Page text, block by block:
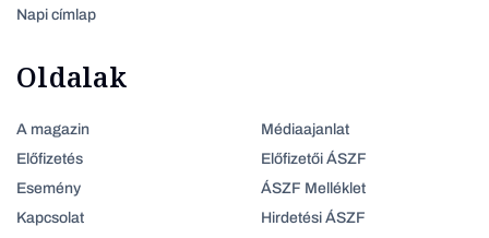
Napi címlap
Oldalak
A magazin
Előfizetés
Esemény
Kapcsolat
Médiaajanlat
Előfizetői ÁSZF
ÁSZF Melléklet
Hirdetési ÁSZF